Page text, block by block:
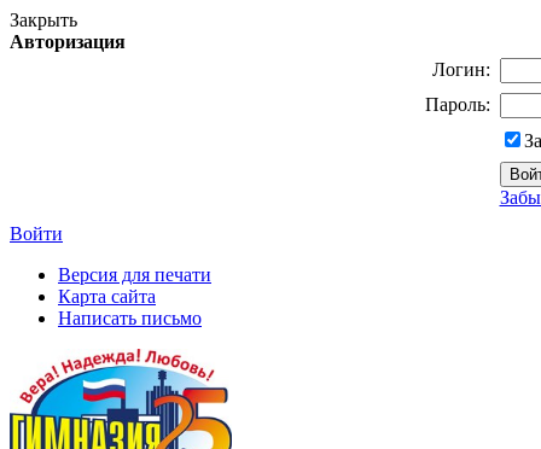
Закрыть
Авторизация
Логин:
Пароль:
Войти
Версия для печати
Карта сайта
Написать письмо